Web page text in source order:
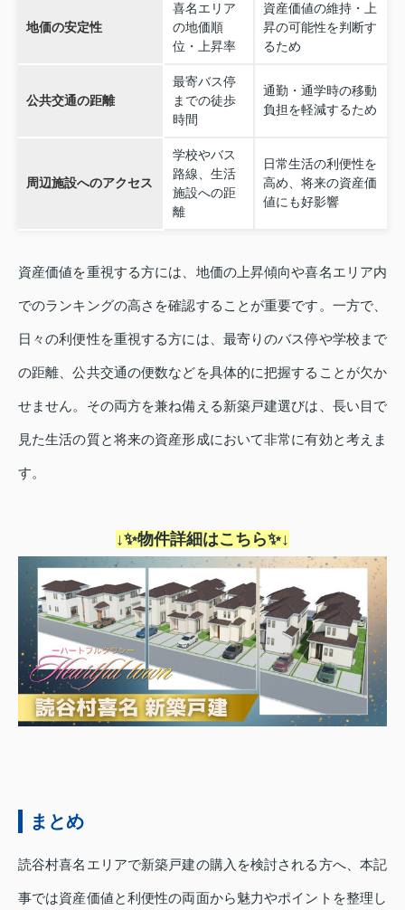
地価の安定性
喜名エリア
の地価順
位・上昇率
資産価値の維持・上
昇の可能性を判断す
るため
公共交通の距離
最寄バス停
までの徒歩
時間
通勤・通学時の移動
負担を軽減するため
周辺施設へのアクセス
学校やバス
路線、生活
施設への距
離
日常生活の利便性を
高め、将来の資産価
値にも好影響
資産価値を重視する方には、地価の上昇傾向や喜名エリア内
でのランキングの高さを確認することが重要です。一方で、
日々の利便性を重視する方には、最寄りのバス停や学校まで
の距離、公共交通の便数などを具体的に把握することが欠か
せません。その両方を兼ね備える新築戸建選びは、長い目で
見た生活の質と将来の資産形成において非常に有効と考えま
す。
↓✨物件詳細はこちら✨↓
まとめ
読谷村喜名エリアで新築戸建の購入を検討される方へ、本記
事では資産価値と利便性の両面から魅力やポイントを整理し